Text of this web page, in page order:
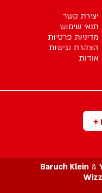
+
יצירת קשר
תנאי שימוש
מדיניות פרטיות
הצהרת נגישות
אודות
Baruch Klein &